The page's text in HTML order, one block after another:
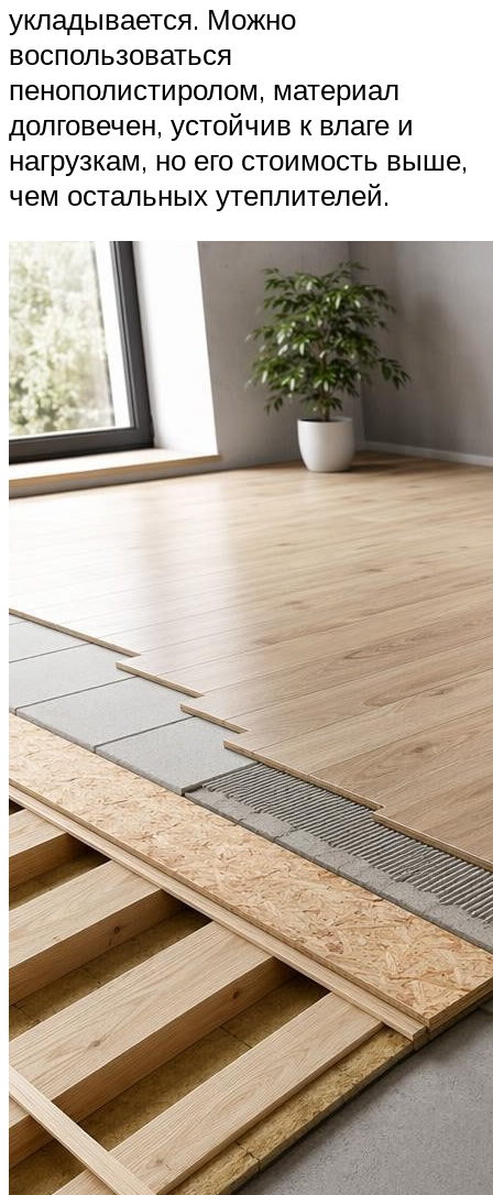
укладывается. Можно
воспользоваться
пенополистиролом, материал
долговечен, устойчив к влаге и
нагрузкам, но его стоимость выше,
чем остальных утеплителей.